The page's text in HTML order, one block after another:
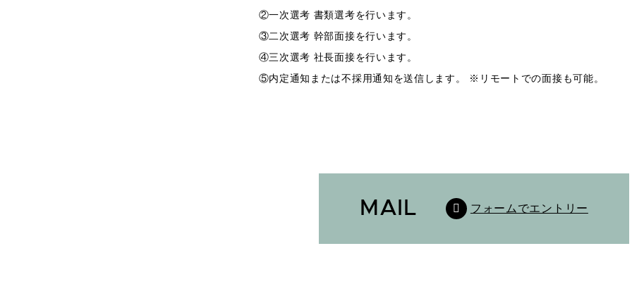
②一次選考 書類選考を行います。
③二次選考 幹部面接を行います。
④三次選考 社長面接を行います。
⑤内定通知または不採用通知を送信します。 ※リモートでの面接も可能。
MAIL フォームでエントリー